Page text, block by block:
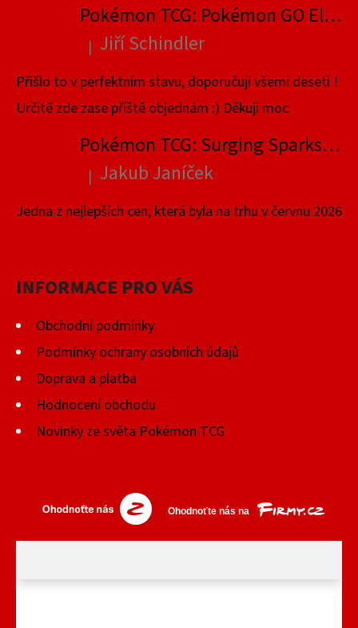
Pokémon TCG: Pokémon GO Elite Trainer Box
Hodnocení produktu je 5 z 5 hvězdiček.
| Jiří Schindler
Přišlo to v perfektním stavu, doporučuji všemi deseti !
Určitě zde zase příště objednám :) Děkuji moc
Pokémon TCG: Surging Sparks Elite Trainer Box
Hodnocení produktu je 4 z 5 hvězdiček.
| Jakub Janíček
Jedna z nejlepších cen, která byla na trhu v červnu 2026
INFORMACE PRO VÁS
Obchodní podmínky
Podmínky ochrany osobních údajů
Doprava a platba
Hodnocení obchodu
Novinky ze světa Pokémon TCG